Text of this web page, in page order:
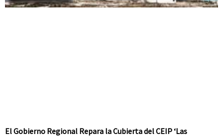
El Gobierno Regional Repara la Cubierta del CEIP ‘Las